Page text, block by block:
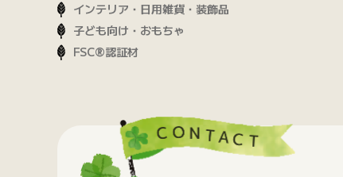
インテリア・日用雑貨・装飾品
子ども向け・おもちゃ
FSC®認証材